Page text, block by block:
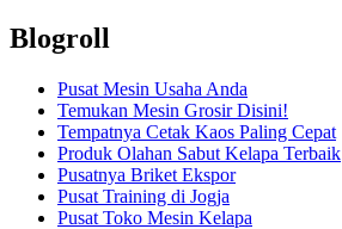
Blogroll
Pusat Mesin Usaha Anda
Temukan Mesin Grosir Disini!
Tempatnya Cetak Kaos Paling Cepat
Produk Olahan Sabut Kelapa Terbaik
Pusatnya Briket Ekspor
Pusat Training di Jogja
Pusat Toko Mesin Kelapa